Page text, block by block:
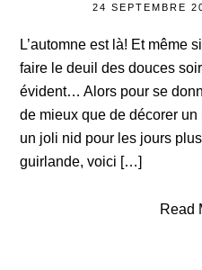
24 SEPTEMBRE
L’automne est là! Et même
faire le deuil des douces
évident… Alors pour se
de mieux que de décorer
un joli nid pour les jours
guirlande, voici […]
Read